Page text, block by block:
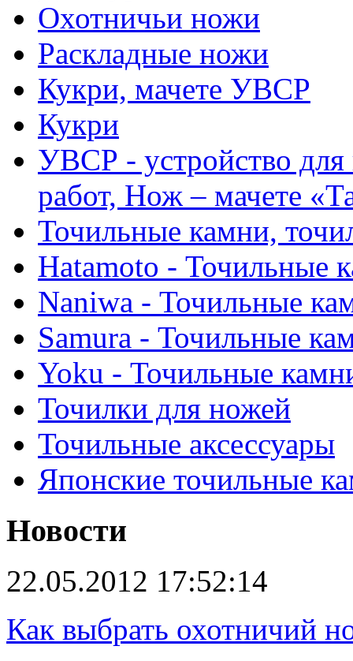
Охотничьи ножи
Раскладные ножи
Кукри, мачете УВСР
Кукри
УВСР - устройство для
работ, Нож – мачете
Точильные камни,
Hatamoto - Точильные
Naniwa - Точильные
Samura - Точильные
Yoku - Точильные
Точилки для ножей
Точильные аксессуары
Японские точильные
Новости
22.05.2012 17:52:14
Как выбрать охотничий